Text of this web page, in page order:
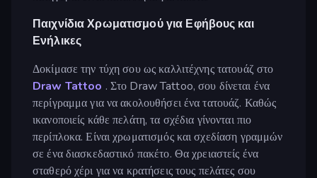
Παιχνίδια Χρωματισμού για Εφήβους και
Ενήλικες
Δοκίμασε την τύχη σου ως καλλιτέχνης τατουάζ στο
Draw Tattoo . Στο Draw Tattoo, σου δίνεται ένα
περίγραμμα για να ακολουθήσει ένα τατουάζ. Καθώς
ικανοποιείς κάθε πελάτη, τα σχέδια γίνονται πιο
περίπλοκα. Είναι χρωματισμός και σχεδίαση γραμμών
σε ένα διασκεδαστικό πακέτο. Θα χρειαστείς ένα
σταθερό χέρι για να κρατήσεις τους πελάτες σου